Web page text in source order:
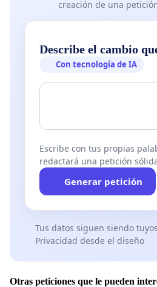
creación de una
Describe el cambio
Con tecnología de IA
Escribe con tus propias
redactará una petición
Generar petición
Tus datos siguen siendo tuyos
Privacidad desde el diseño
Otras peticiones que le pueden